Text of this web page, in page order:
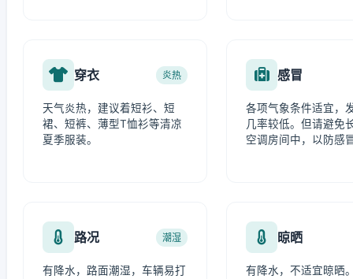
穿衣 炎热
天气炎热，建议着短衫、短
裙、短裤、薄型T恤衫等清凉
夏季服装。
感冒
各项气象条件适宜，
几率较低。但请避免
空调房间中，以防感
路况 潮湿
有降水，路面潮湿，车辆易打
晾晒
有降水，不适宜晾晒